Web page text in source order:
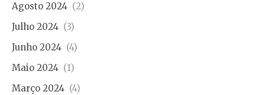
Agosto 2024 (2)
Julho 2024 (3)
Junho 2024 (4)
Maio 2024 (1)
Março 2024 (4)